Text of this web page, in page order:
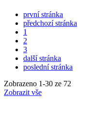
první stránka
předchozí stránka
1
2
3
další stránka
poslední stránka
Zobrazeno 1-30 ze 72
Zobrazit vše